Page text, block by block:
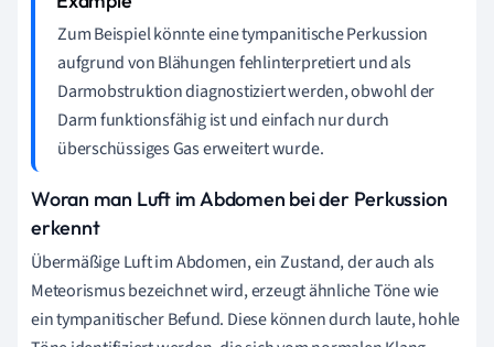
Zum Beispiel könnte eine tympanitische Perkussion
aufgrund von Blähungen fehlinterpretiert und als
Darmobstruktion diagnostiziert werden, obwohl der
Darm funktionsfähig ist und einfach nur durch
überschüssiges Gas erweitert wurde.
Woran man Luft im Abdomen bei der Perkussion
erkennt
Übermäßige Luft im Abdomen, ein Zustand, der auch als
Meteorismus bezeichnet wird, erzeugt ähnliche Töne wie
ein tympanitischer Befund. Diese können durch laute, hohle